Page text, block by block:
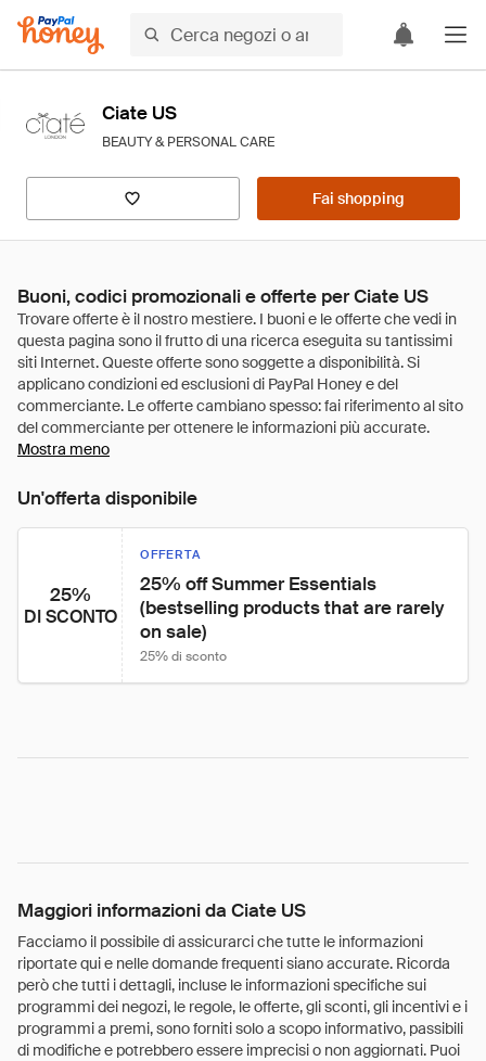
Ciate US
BEAUTY & PERSONAL CARE
Fai shopping
Buoni, codici promozionali e offerte per Ciate US
Mostra meno
Un'offerta disponibile
25%
DI SCONTO
OFFERTA
25% off Summer Essentials
(bestselling products that are rarely
on sale)
25% di sconto
Maggiori informazioni da Ciate US
Facciamo il possibile di assicurarci che tutte le informazioni
riportate qui e nelle domande frequenti siano accurate. Ricorda
però che tutti i dettagli, incluse le informazioni specifiche sui
programmi dei negozi, le regole, le offerte, gli sconti, gli incentivi e i
programmi a premi, sono forniti solo a scopo informativo, passibili
di modifiche e potrebbero essere imprecisi o non aggiornati. Puoi